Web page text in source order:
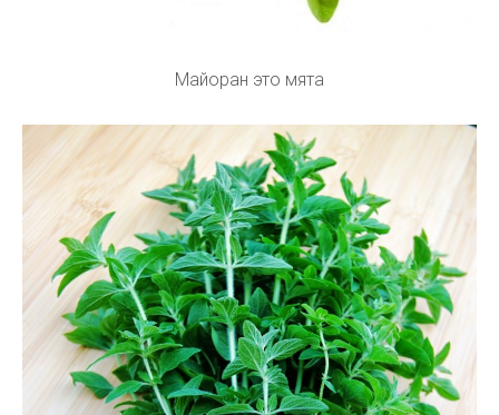
Майоран это мята